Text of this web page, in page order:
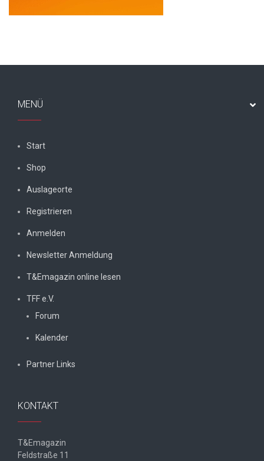
MENÜ
Start
Shop
Auslageorte
Registrieren
Anmelden
Newsletter Anmeldung
T&Emagazin online lesen
TFF e.V.
Forum
Kalender
Partner Links
KONTAKT
T&Emagazin
Feldstraße 11